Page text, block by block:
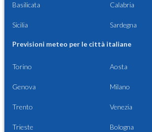
Basilicata Calabria
Sicilia Sardegna
Previsioni meteo per le città italiane
Torino Aosta
Genova Milano
Trento Venezia
Trieste Bologna